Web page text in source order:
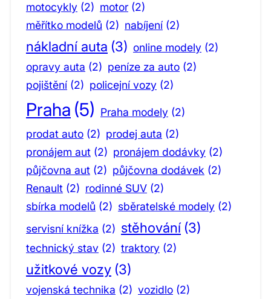
motocykly (2) motor (2)
měřítko modelů (2) nabíjení (2)
nákladní auta (3) online modely (2)
opravy auta (2) peníze za auto (2)
pojištění (2) policejní vozy (2)
Praha (5) Praha modely (2)
prodat auto (2) prodej auta (2)
pronájem aut (2) pronájem dodávky (2)
půjčovna aut (2) půjčovna dodávek (2)
Renault (2) rodinné SUV (2)
sbírka modelů (2) sběratelské modely (2)
servisní knížka (2) stěhování (3)
technický stav (2) traktory (2)
užitkové vozy (3)
vojenská technika (2) vozidlo (2)